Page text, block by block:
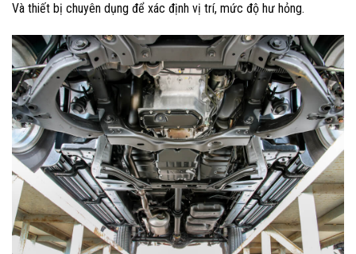
Và thiết bị chuyên dụng để xác định vị trí, mức độ hư hỏng.